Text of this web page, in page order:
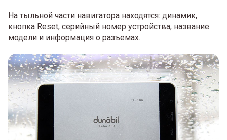
На тыльной части навигатора находятся: динамик,
кнопка Reset, серийный номер устройства, название
модели и информация о разъемах.